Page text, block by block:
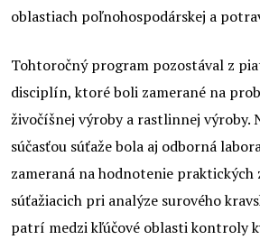
oblastiach poľnohospodárskej a
Tohtoročný program pozostával z
disciplín, ktoré boli zamerané na
živočíšnej výroby a rastlinnej výroby.
súčasťou súťaže bola aj odborná
zameraná na hodnotenie
súťažiacich pri analýze surového
patrí medzi kľúčové oblasti kontroly